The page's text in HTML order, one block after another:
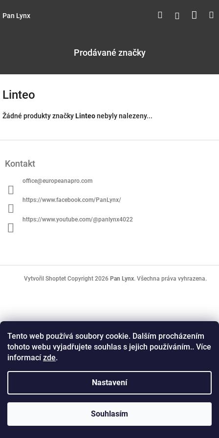
Tento web používá soubory cookie. Dalším procházením
tohoto webu vyjadřujete souhlas s jejich používáním.. Více
informacízde.
Nastavení
Souhlasím
naPan Lynx HledatPřihlášení
Prodávané značky
Linteo
Žádné produkty značkyLinteonebyly nalezeny...
Kontakt
office@europeanapro.com
https://www.facebook.com/PanLynx/
https://www.youtube.com/@panlynx4022
Vytvořil Shoptet Copyright 2026 Pan Lynx. Všechna práva vyhrazena.